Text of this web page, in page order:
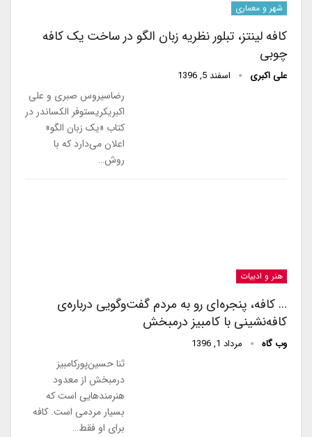
شهر و معماری
کافه لینتز، تبلور نظریه زبان الگو در ساخت یک کافه
چوبی
علی اکبری اسفند 5, 1396
رضاسیروس صبری و علی
اکبریکریستوفر الکساندر در
کتاب «یک زبان الگو»
اعلان می‌دارد که با
روش…
هنر و ادبیات
… کافه، پنجره‌ای رو به مردم گفت‌وگویی درباره‌ی
کافه‌نشینی با کامبیز درمبخش
وب گاه مرداد 1, 1396
ثنا حسین‌پورکامبیز
درمبخش از معدود
هنرمندهایی است که
بسیار مردمی است. کافه
برای او فقط…